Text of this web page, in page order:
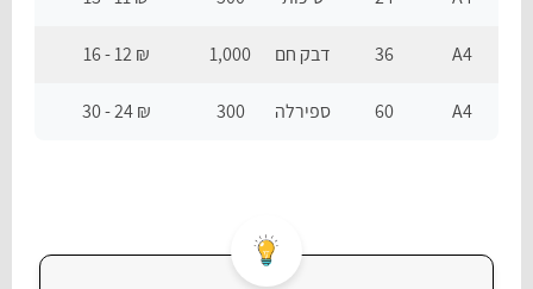
A4
36 דבק חם 1,000
₪ 12 - 16
A4
60 ספירלה 300
₪ 24 - 30